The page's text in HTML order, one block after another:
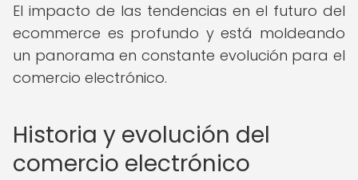
El impacto de las tendencias en el futuro del
ecommerce es profundo y está moldeando
un panorama en constante evolución para el
comercio electrónico.
Historia y evolución del
comercio electrónico